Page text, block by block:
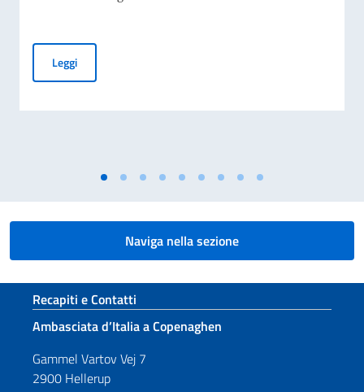
LeggiElezioni dei COMITES 2026
Naviga nella sezione
Sezione footer
Recapiti e Contatti
Ambasciata d’Italia a Copenaghen
Gammel Vartov Vej 7
2900 Hellerup